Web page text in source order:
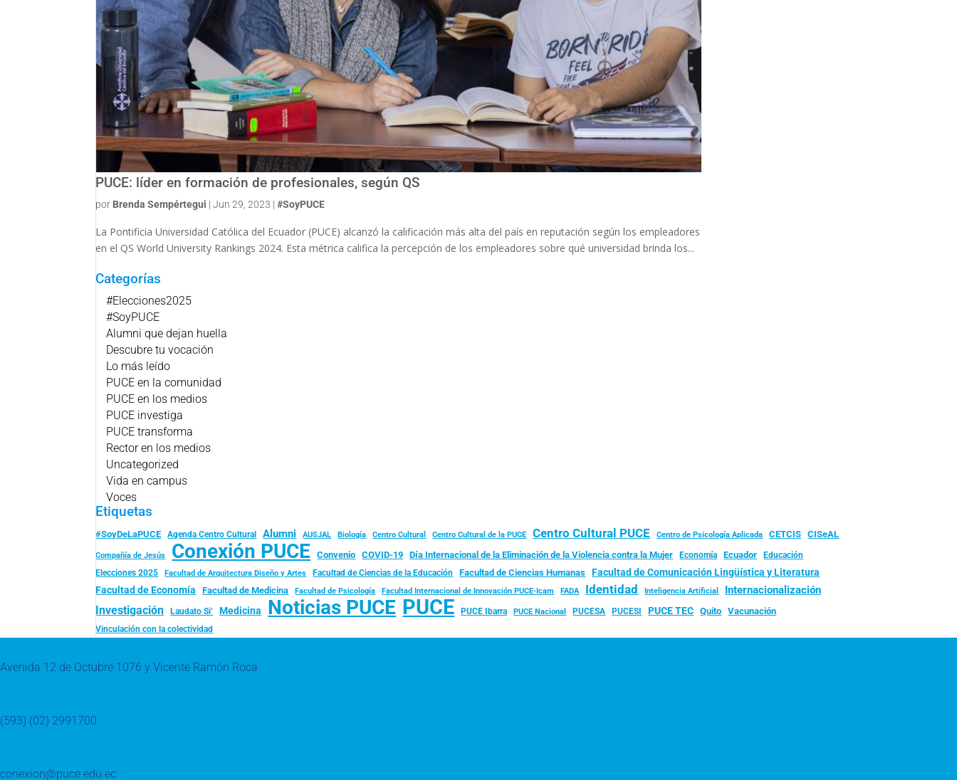
PUCE: líder en formación de profesionales, según QS
por Brenda Sempértegui |Jun 29, 2023 |#SoyPUCE
La Pontificia Universidad Católica del Ecuador (PUCE) alcanzó la calificación más alta del país en reputación según los empleadores
en el QS World University Rankings 2024. Esta métrica califica la percepción de los empleadores sobre qué universidad brinda los...
Categorías
#Elecciones2025
#SoyPUCE
Alumni que dejan huella
Descubre tu vocación
Lo más leído
PUCE en la comunidad
PUCE en los medios
PUCE investiga
PUCE transforma
Rector en los medios
Uncategorized
Vida en campus
Voces
Etiquetas
#SoyDeLaPUCE Agenda Centro Cultural Alumni AUSJAL Biología Centro Cultural Centro Cultural de la PUCE Centro Cultural PUCE Centro de Psicología Aplicada CETCIS CISeAL
Compañía de Jesús Conexión PUCE Convenio COVID-19 Día Internacional de la Eliminación de la Violencia contra la Mujer Economía Ecuador
Educación
Elecciones 2025
Facultad de Arquitectura Diseño y Artes Facultad de Ciencias de la Educación Facultad de Ciencias Humanas Facultad de Comunicación Lingüística y Literatura
Facultad de Economía Facultad de Medicina Facultad de Psicología Facultad Internacional de Innovación PUCE-Icam FADA Identidad Inteligencia Artificial Internacionalización
Investigación Laudato Si’ Medicina Noticias PUCE PUCE PUCE Ibarra PUCE Nacional PUCESA PUCESI PUCE TEC Quito Vacunación
Vinculación con la colectividad
Avenida 12 de Octubre 1076 y Vicente Ramón Roca
(593) (02) 2991700
conexion@puce.edu.ec